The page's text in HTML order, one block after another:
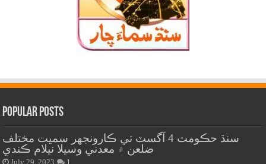
Popular Posts
سنڌ حڪومت 4 آگسٽ تي ڪارونجهر سميت مختلف
ضلعن ۾ معدني وسيلا نيلام ڪندي
July 29, 2023 1